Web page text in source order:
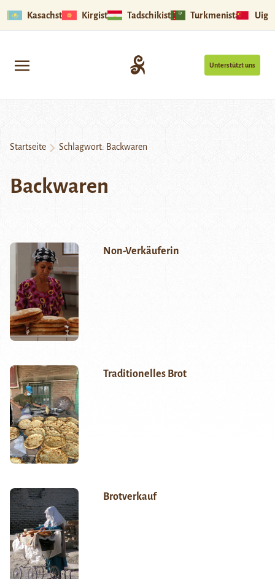
Kasachstan Kirgistan Tadschikistan Turkmenistan
Unterstützt uns
Startseite Schlagwort: Backwaren
Backwaren
Non-Verkäuferin
Traditionelles Brot
Brotverkauf